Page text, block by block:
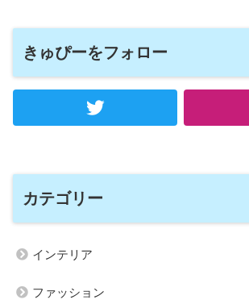
きゅぴーをフォロー
カテゴリー
インテリア
ファッション